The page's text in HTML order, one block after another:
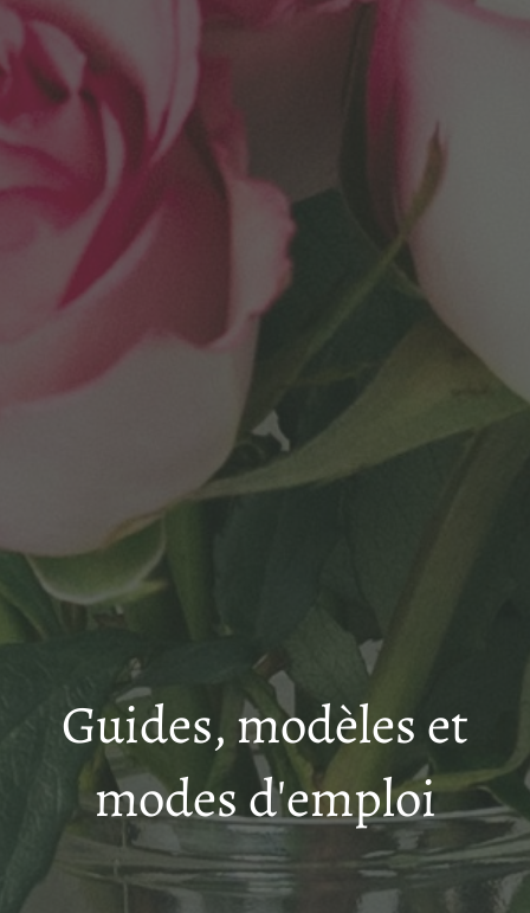
Guides, modèles et
modes d'emploi